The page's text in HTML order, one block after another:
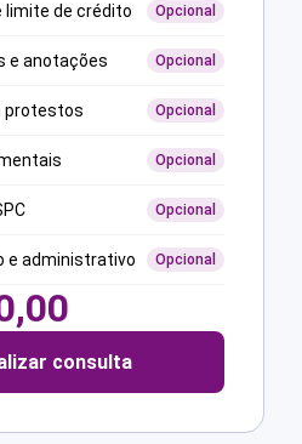
limite de crédito Opcional
e anotações Opcional
protestos Opcional
Opcional
Opcional
e administrativo Opcional
consulta